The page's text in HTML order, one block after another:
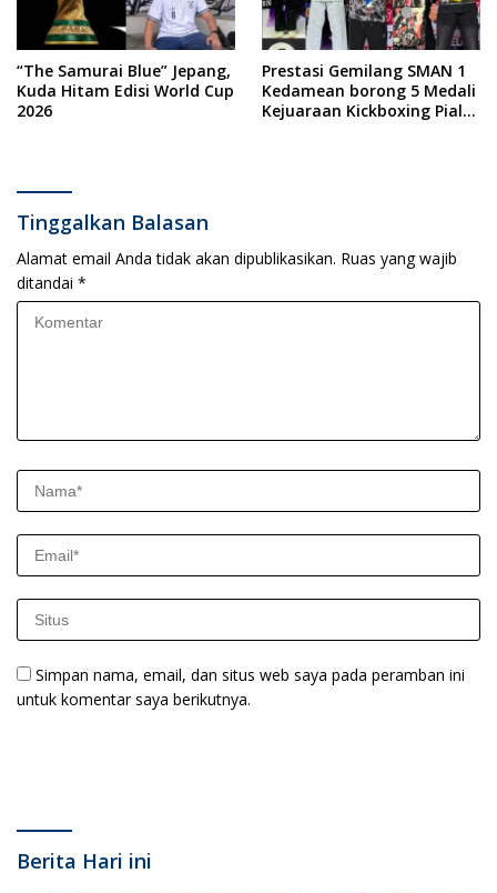
“The Samurai Blue” Jepang,
Kuda Hitam Edisi World Cup
2026
Prestasi Gemilang SMAN 1
Kedamean borong 5 Medali
Kejuaraan Kickboxing Piala
Tinggalkan Balasan
Alamat email Anda tidak akan dipublikasikan. Ruas yang wajib
ditandai *
Simpan nama, email, dan situs web saya pada peramban ini
untuk komentar saya berikutnya.
Berita Hari ini